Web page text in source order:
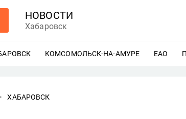
НОВОСТИ
Хабаровск
ЕЩЕ
КОМСОМОЛЬСК-НА-АМУРЕ ЕЩЕ
ЕАО
ХАБАРОВСК